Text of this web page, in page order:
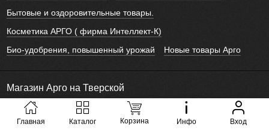
Главная Каталог Корзина Инфо Вход
Бытовые и оздоровительные товары.
Косметика АРГО ( фирма Интеллект-К)
Био-удобрения, повышенный урожай
Новые товары Арго
Магазин Арго на Тверской
© 2011 - 2026 Все права защищены